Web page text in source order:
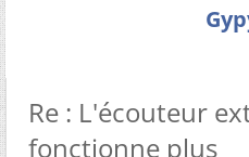
Re : L'écouteur
fonctionne plus